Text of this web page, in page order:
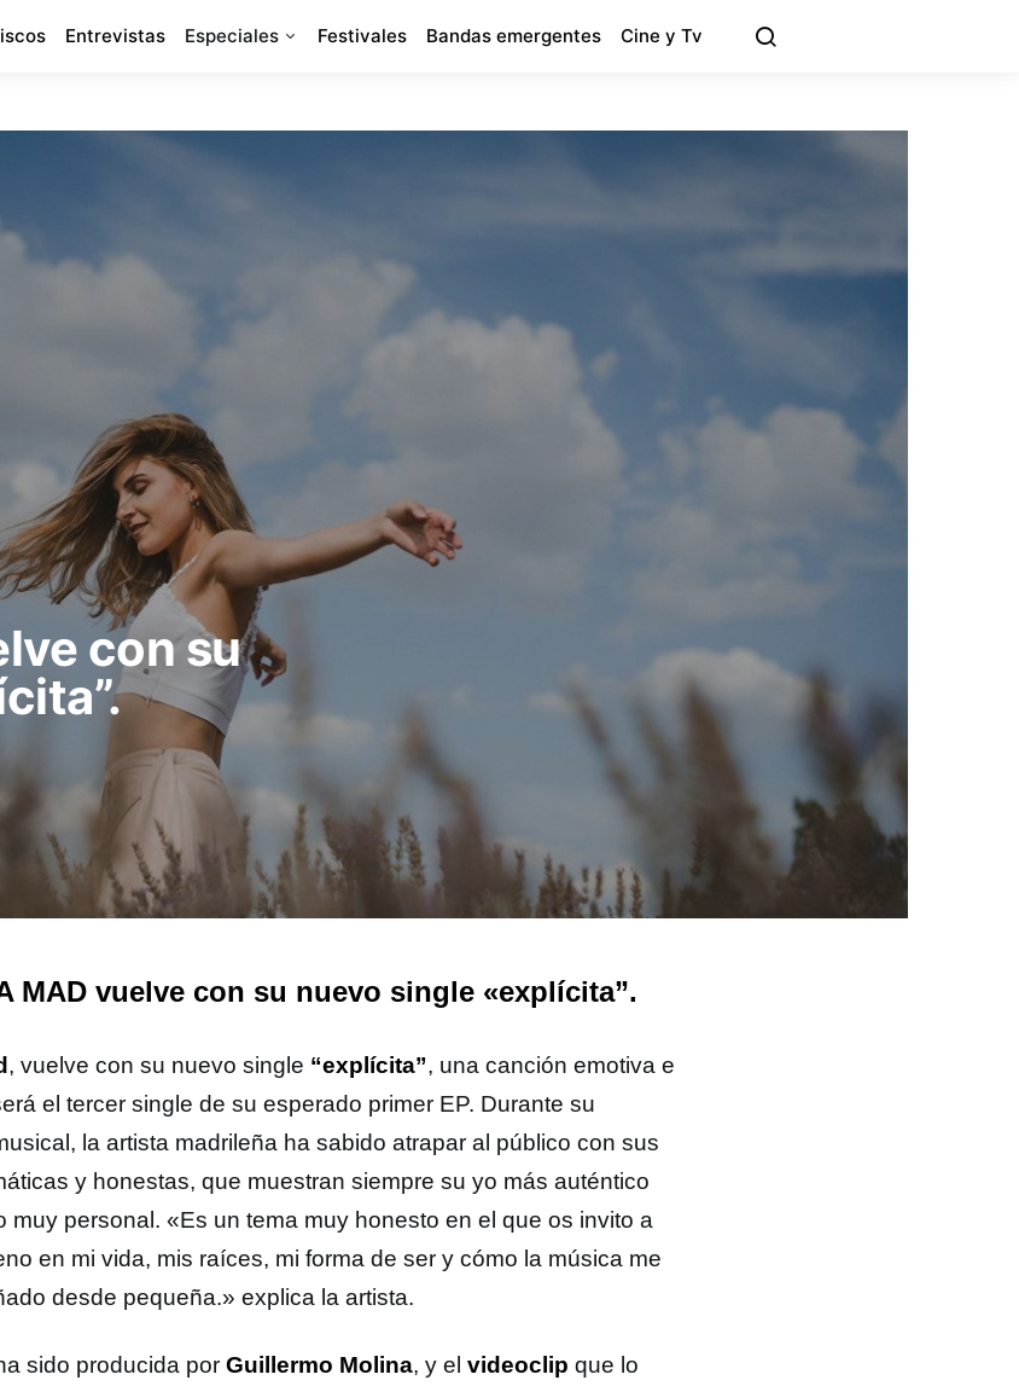
Entrevistas Especiales Festivales Bandas emergentes Cine y Tv
con su
MAD vuelve con su nuevo single «explícita”.
, vuelve con su nuevo single “explícita”, una canción emotiva e
el tercer single de su esperado primer EP. Durante su
la artista madrileña ha sabido atrapar al público con sus
y honestas, que muestran siempre su yo más auténtico
muy personal. «Es un tema muy honesto en el que os invito a
en mi vida, mis raíces, mi forma de ser y cómo la música me
desde pequeña.» explica la artista.
sido producida por Guillermo Molina, y el videoclip que lo